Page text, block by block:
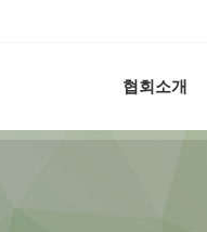
협회소개